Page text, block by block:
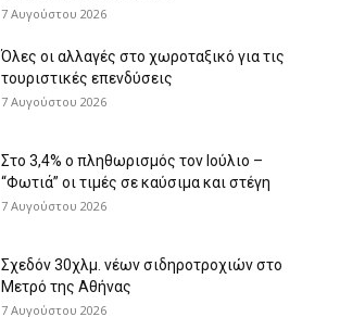
7 Αυγούστου 2026
Όλες οι αλλαγές στο χωροταξικό για τις
τουριστικές επενδύσεις
7 Αυγούστου 2026
Στο 3,4% ο πληθωρισμός τον Ιούλιο –
“Φωτιά” οι τιμές σε καύσιμα και στέγη
7 Αυγούστου 2026
Σχεδόν 30χλμ. νέων σιδηροτροχιών στο
Μετρό της Αθήνας
7 Αυγούστου 2026